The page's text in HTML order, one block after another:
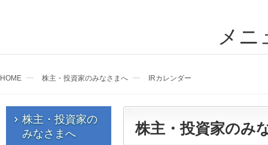
メニ
HOME 株主・投資家のみなさまへ IRカレンダー
株主・投資家のみ
株主・投資家の
みなさまへ